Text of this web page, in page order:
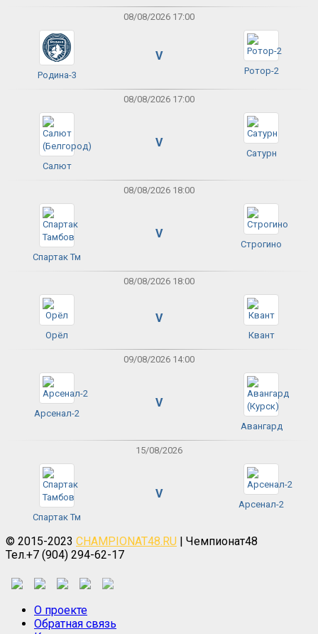
08/08/2026 17:00
Родина-3
V
Ротор-2
08/08/2026 17:00
Салют
V
Сатурн
08/08/2026 18:00
Спартак Тм
V
Строгино
08/08/2026 18:00
Орёл
V
Квант
09/08/2026 14:00
Арсенал-2
V
Авангард
15/08/2026
Спартак Тм
V
Арсенал-2
© 2015-2023 CHAMPIONAT48.RU | Чемпионат48
Тел.+7 (904) 294-62-17
О проекте
Обратная связь